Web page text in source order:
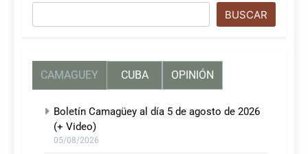
BUSCAR
CAMAGUEY CUBA OPINIÓN
Boletín Camagüey al día 5 de agosto de 2026
(+ Video)
05/08/2026